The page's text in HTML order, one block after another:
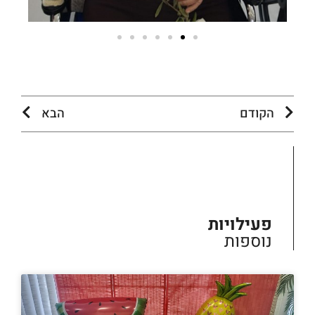
הקודם הבא
פעילויות
נוספות